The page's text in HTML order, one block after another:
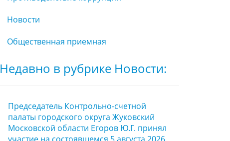
Новости
Общественная приемная
Недавно в рубрике Новости:
Председатель Контрольно-счетной
палаты городского округа Жуковский
Московской области Егоров Ю.Г. принял